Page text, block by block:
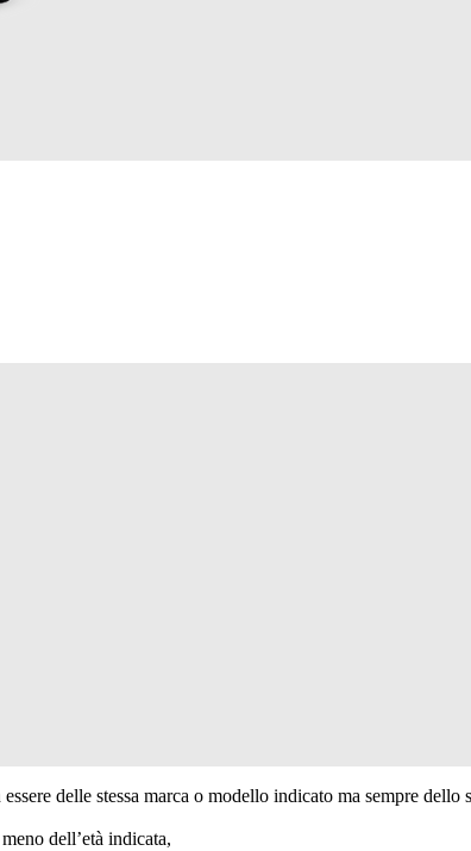
delle stessa marca o modello indicato ma sempre
dell’età indicata,